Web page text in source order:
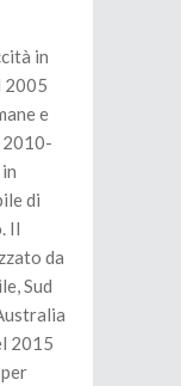
in
2005
e
2010-
di
Il
da
Sud
2015